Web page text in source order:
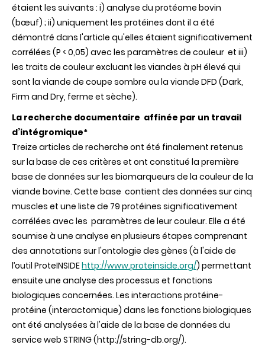
étaient les suivants : i) analyse du protéome bovin
(bœuf) ; ii) uniquement les protéines dont il a été
démontré dans l'article qu'elles étaient significativement
corrélées (P < 0,05) avec les paramètres de couleur et iii)
les traits de couleur excluant les viandes à pH élevé qui
sont la viande de coupe sombre ou la viande DFD (Dark,
Firm and Dry, ferme et sèche).
La recherche documentaire affinée par un travail
d’intégromique*
Treize articles de recherche ont été finalement retenus
sur la base de ces critères et ont constitué la première
base de données sur les biomarqueurs de la couleur de la
viande bovine. Cette base contient des données sur cinq
muscles et une liste de 79 protéines significativement
corrélées avec les paramètres de leur couleur. Elle a été
soumise à une analyse en plusieurs étapes comprenant
des annotations sur l'ontologie des gènes (à l'aide de
l’outil ProteINSIDEhttp://www.proteinside.org/) permettant
ensuite une analyse des processus et fonctions
biologiques concernées. Les interactions protéine-
protéine (interactomique) dans les fonctions biologiques
ont été analysées à l'aide de la base de données du
service web STRING (http://string-db.org/).